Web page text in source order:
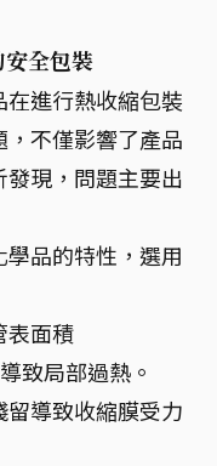
全包裝
進行熱收縮包裝
，不僅影響了產品
現，問題主要出
學品的特性，選用
表面積
致局部過熱。
留導致收縮膜受力